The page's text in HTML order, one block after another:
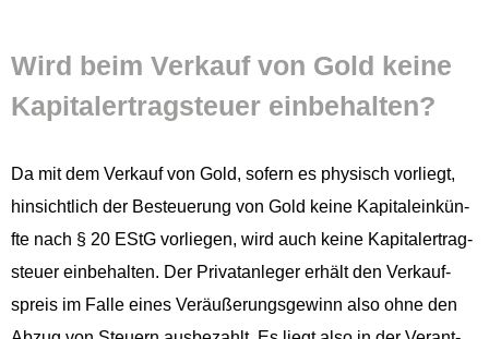
Wird beim Verkauf von Gold keine
Kap­i­taler­trag­s­teuer einbehalten?
Da mit dem Verkauf von Gold, sofern es physisch vor­liegt,
hin­sichtlich der Besteuerung von Gold keine Kap­i­taleinkün­
fte nach § 20 EStG vor­liegen, wird auch keine Kap­i­taler­trag­
s­teuer ein­be­hal­ten. Der Pri­vatan­leger erhält den Verkauf­
spreis im Falle eines Veräußerungs­gewinn also ohne den